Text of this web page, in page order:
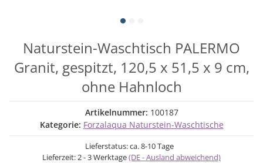
Naturstein-Waschtisch PALERMO
Granit, gespitzt, 120,5 x 51,5 x 9 cm,
ohne Hahnloch
Artikelnummer: 100187
Kategorie: Forzalaqua Naturstein-Waschtische
Lieferstatus: ca. 8-10 Tage
Lieferzeit:2 - 3 Werktage(DE - Ausland abweichend)